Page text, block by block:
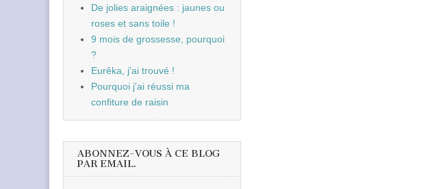
De jolies araignées : jaunes ou
roses et sans toile !
9 mois de grossesse, pourquoi
?
Eurêka, j'ai trouvé !
Pourquoi j'ai réussi ma
confiture de raisin
ABONNEZ-VOUS À CE BLOG
PAR EMAIL.